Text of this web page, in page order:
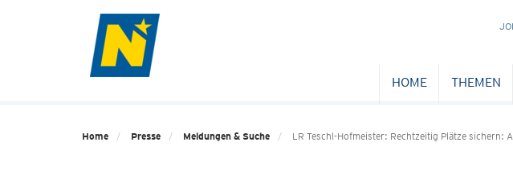
HOME THEMEN
Home Presse Meldungen & Suche LR Teschl-Hofmeister: Rechtzeitig Plätze sichern: